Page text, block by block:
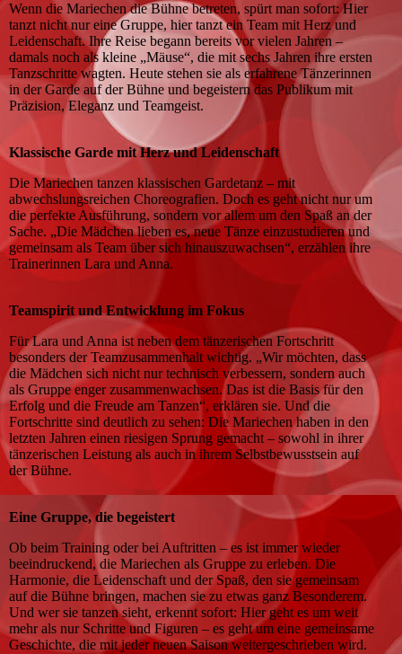
Wenn die Mariechen die Bühne betreten, spürt man sofort: Hier
tanzt nicht nur eine Gruppe, hier tanzt ein Team mit Herz und
Leidenschaft. Ihre Reise begann bereits vor vielen Jahren –
damals noch als kleine „Mäuse“, die mit sechs Jahren ihre ersten
Tanzschritte wagten. Heute stehen sie als erfahrene Tänzerinnen
in der Garde auf der Bühne und begeistern das Publikum mit
Präzision, Eleganz und Teamgeist.
Klassische Garde mit Herz und Leidenschaft
Die Mariechen tanzen klassischen Gardetanz – mit
abwechslungsreichen Choreografien. Doch es geht nicht nur um
die perfekte Ausführung, sondern vor allem um den Spaß an der
Sache. „Die Mädchen lieben es, neue Tänze einzustudieren und
gemeinsam als Team über sich hinauszuwachsen“, erzählen ihre
Trainerinnen Lara und Anna.
Teamspirit und Entwicklung im Fokus
Für Lara und Anna ist neben dem tänzerischen Fortschritt
besonders der Teamzusammenhalt wichtig. „Wir möchten, dass
die Mädchen sich nicht nur technisch verbessern, sondern auch
als Gruppe enger zusammenwachsen. Das ist die Basis für den
Erfolg und die Freude am Tanzen“, erklären sie. Und die
Fortschritte sind deutlich zu sehen: Die Mariechen haben in den
letzten Jahren einen riesigen Sprung gemacht – sowohl in ihrer
tänzerischen Leistung als auch in ihrem Selbstbewusstsein auf
der Bühne.
Eine Gruppe, die begeistert
Ob beim Training oder bei Auftritten – es ist immer wieder
beeindruckend, die Mariechen als Gruppe zu erleben. Die
Harmonie, die Leidenschaft und der Spaß, den sie gemeinsam
auf die Bühne bringen, machen sie zu etwas ganz Besonderem.
Und wer sie tanzen sieht, erkennt sofort: Hier geht es um weit
mehr als nur Schritte und Figuren – es geht um eine gemeinsame
Geschichte, die mit jeder neuen Saison weitergeschrieben wird.